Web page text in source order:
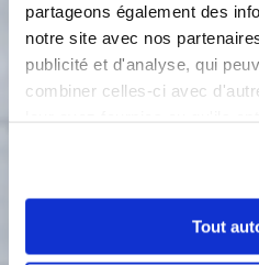
partageons également des
notre site avec nos
publicité et d'analyse, qui
combiner celles-ci avec
Tout
5 étapes
placer le